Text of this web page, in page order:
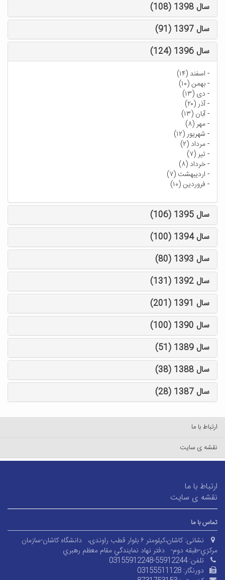
سال 1398 (108)
سال 1397 (91)
سال 1396 (124)
- اسفند (۱۴)
-بهمن (۱۰)
- دی (۱۳)
-آذر (۲۰)
-آبان (۱۳)
-مهر (۸)
- شهریور (۱۲)
-مرداد (۲)
-تیر (۷)
-خرداد (۸)
- اردیبهشت (۷)
- فروردین (۱۰)
سال 1395 (106)
سال 1394 (100)
سال 1393 (80)
سال 1392 (131)
سال 1391 (201)
سال 1390 (100)
سال 1389 (51)
سال 1388 (38)
سال 1387 (28)
ارتباط با ما
نقشه ی سایت
ارتباط با ما
نقشه ی سایت
تماس با ما
نشانی: کاشان،کیلومتر ۶ بلوار قطب راوندی،
دانشگاه کاشان-سازمان
مرکزي-طبقه دوم- دفتر نهاد نمايندگي مقام معظم رهبري
تلفن:03155912248-55912244
دورنگار: 03155511128